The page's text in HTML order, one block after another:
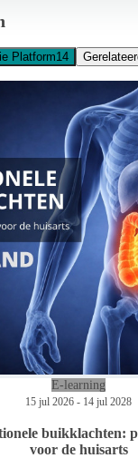
Platform14
E-learning
15 jul 2026 - 14 jul 2028
buikklachten:
voor de huisarts